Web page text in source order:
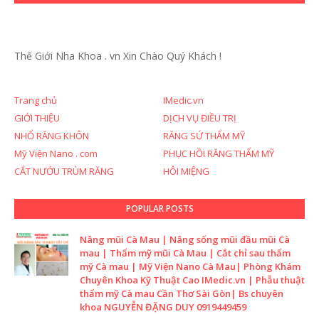
Thế Giới Nha Khoa . vn Xin Chào Quý Khách !
Trang chủ
IMedic.vn
GIỚI THIỆU
DỊCH VỤ ĐIỀU TRỊ
NHỔ RĂNG KHÔN
RĂNG SỨ THẨM MỸ
Mỹ Viện Nano . com
PHỤC HỒI RĂNG THẨM MỸ
CẮT NƯỚU TRÙM RĂNG
HÔI MIỆNG
POPULAR POSTS
Nâng mũi Cà Mau | Nâng sống mũi đầu mũi Cà
mau | Thẩm mỹ mũi Cà Mau | Cắt chỉ sau thẩm
mỹ Cà mau | Mỹ Viện Nano Cà Mau| Phòng Khám
Chuyên Khoa Kỹ Thuật Cao IMedic.vn | Phẫu thuật
thẩm mỹ Cà mau Cần Thơ Sài Gòn| Bs chuyên
khoa NGUYỄN ĐẶNG DUY 0919449459